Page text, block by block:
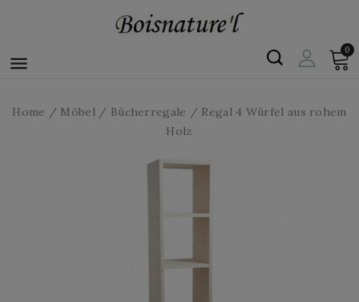

0
Home Möbel Bücherregale
Regal 4 Würfel aus rohem
Holz